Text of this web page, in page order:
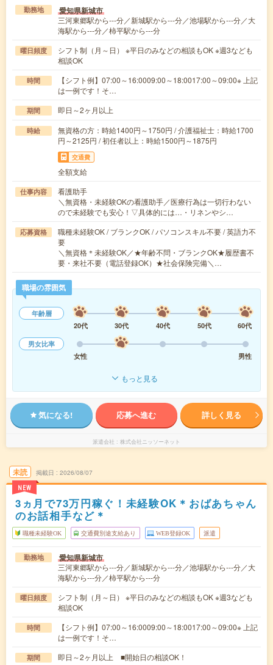
勤務地 愛知県新城市
三河東郷駅から---分／新城駅から---分／池場駅から---分／大
海駅から---分／柿平駅から---分
曜日頻度
シフト制（月～日） ※平日のみなどの相談もOK ※週3なども
相談OK
時間
【シフト例】07:00～16:0009:00～18:0017:00～09:00※ 上記
は一例です！そ…
期間 即日～2ヶ月以上
時給
無資格の方：時給1400円～1750円 / 介護福祉士：時給1700
円～2125円 / 初任者以上：時給1500円～1875円
交通費
全額支給
仕事内容
看護助手
＼無資格・未経験OKの看護助手／医療行為は一切行わない
ので未経験でも安心！▽具体的には…・リネンやシ…
応募資格
職種未経験OK / ブランクOK / パソコンスキル不要 / 英語力不
要
＼無資格＊未経験OK／★年齢不問・ブランクOK★履歴書不
要・来社不要（電話登録OK）★社会保険完備＼…
職場の雰囲気
年齢層
20代
30代 40代 50代
60代
男女比率
女性
男性
もっと見る
気になる! 応募へ進む 詳しく見る
派遣会社 株式会社ニッソーネット
未読
NEW
掲載日 2026/08/07
3ヵ月で73万円稼ぐ！未経験OK＊おばあちゃん
のお話相手など＊
職種未経験OK 交通費別途支給あり WEB登録OK 派遣
勤務地 愛知県新城市
三河東郷駅から---分／新城駅から---分／池場駅から---分／大
海駅から---分／柿平駅から---分
曜日頻度
シフト制（月～日） ※平日のみなどの相談もOK ※週3なども
相談OK
時間
【シフト例】07:00～16:0009:00～18:0017:00～09:00※ 上記
は一例です！そ…
期間 即日～2ヶ月以上 ■開始日の相談OK！